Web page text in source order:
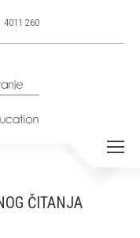
4011 260
ČITANJA